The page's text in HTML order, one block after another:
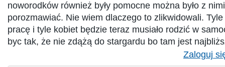
noworodków również były pomocne można było z
porozmawiać. Nie wiem dlaczego to zlikwidowali. Tyle
pracę i tyle kobiet będzie teraz musiało rodzić w
byc tak, że nie zdążą do stargardu bo tam jest
Zaloguj